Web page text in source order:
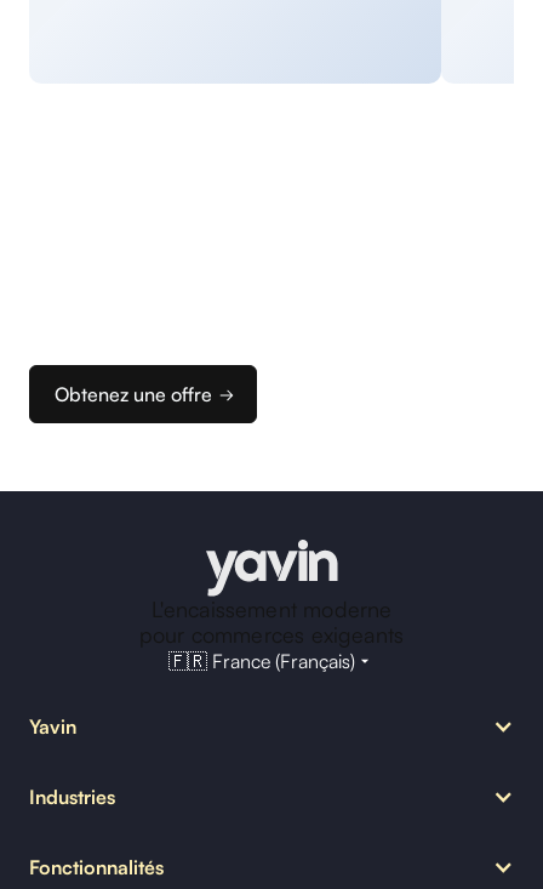
Obtenez une offre
L'encaissement moderne
pour commerces exigeants
🇫🇷 France (Français)
Yavin
MyYavin
Blog Yavin
Industries
Bar
Fonctionnalités